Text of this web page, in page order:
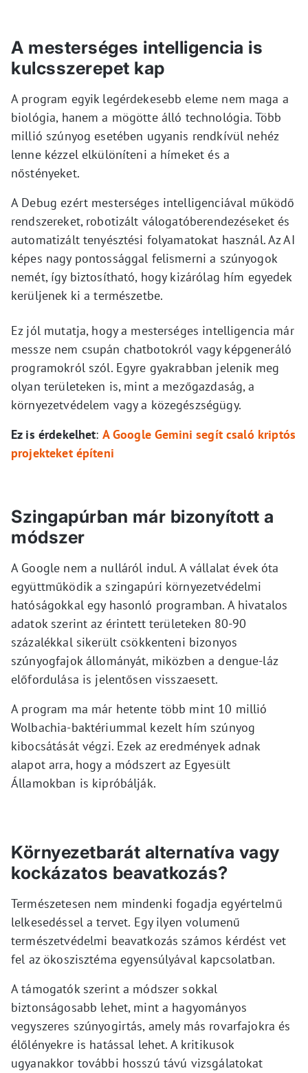
A mesterséges intelligencia is
kulcsszerepet kap
A program egyik legérdekesebb eleme nem maga a
biológia, hanem a mögötte álló technológia. Több
millió szúnyog esetében ugyanis rendkívül nehéz
lenne kézzel elkülöníteni a hímeket és a
nőstényeket.
A Debug ezért mesterséges intelligenciával működő
rendszereket, robotizált válogatóberendezéseket és
automatizált tenyésztési folyamatokat használ. Az AI
képes nagy pontossággal felismerni a szúnyogok
nemét, így biztosítható, hogy kizárólag hím egyedek
kerüljenek ki a természetbe.
Ez jól mutatja, hogy a mesterséges intelligencia már
messze nem csupán chatbotokról vagy képgeneráló
programokról szól. Egyre gyakrabban jelenik meg
olyan területeken is, mint a mezőgazdaság, a
környezetvédelem vagy a közegészségügy.
Ez is érdekelhet: A Google Gemini segít csaló kriptós
projekteket építeni
Szingapúrban már bizonyított a
módszer
A Google nem a nulláról indul. A vállalat évek óta
együttműködik a szingapúri környezetvédelmi
hatóságokkal egy hasonló programban. A hivatalos
adatok szerint az érintett területeken 80-90
százalékkal sikerült csökkenteni bizonyos
szúnyogfajok állományát, miközben a dengue-láz
előfordulása is jelentősen visszaesett.
A program ma már hetente több mint 10 millió
Wolbachia-baktériummal kezelt hím szúnyog
kibocsátását végzi. Ezek az eredmények adnak
alapot arra, hogy a módszert az Egyesült
Államokban is kipróbálják.
Környezetbarát alternatíva vagy
kockázatos beavatkozás?
Természetesen nem mindenki fogadja egyértelmű
lelkesedéssel a tervet. Egy ilyen volumenű
természetvédelmi beavatkozás számos kérdést vet
fel az ökoszisztéma egyensúlyával kapcsolatban.
A támogatók szerint a módszer sokkal
biztonságosabb lehet, mint a hagyományos
vegyszeres szúnyogirtás, amely más rovarfajokra és
élőlényekre is hatással lehet. A kritikusok
ugyanakkor további hosszú távú vizsgálatokat